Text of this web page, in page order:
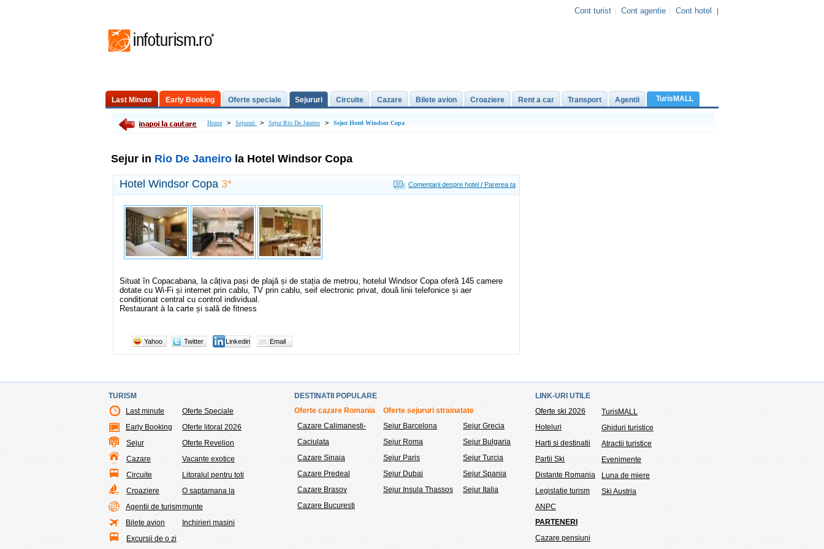
Cont turist Cont agentie Cont hotel
Last Minute Early Booking Oferte speciale Sejururi Circuite Cazare Bilete avion Croaziere Rent a car Transport Agentii TurisMALL
Excursii de o zi Home > Sejururi > Sejur Rio De Janeiro > Sejur Hotel Windsor Copa
Sejur in Rio De Janeiro la Hotel Windsor Copa
Comentarii despre hotel / Parerea ta
Hotel Windsor Copa 3*
Situat în Copacabana, la câțiva pași de plajă și de stația de metrou, hotelul Windsor Copa oferă 145 camere
dotate cu Wi-Fi și internet prin cablu, TV prin cablu, seif electronic privat, două linii telefonice și aer
condiționat central cu control individual.
Restaurant à la carte și sală de fitness
Yahoo Twitter Linkedin Email
TURISM
Last minute
Early Booking
Sejur
Cazare
Circuite
Croaziere
Agentii de turism
Bilete avion
Excursii de o zi
Oferte Speciale
Oferte litoral 2026
Oferte Revelion
Vacante exotice
Litoralul pentru toti
O saptamana la
munte
Inchirieri masini
DESTINATII POPULARE
Oferte cazare Romania
Oferte sejururi strainatate
Cazare Calimanesti-
Caciulata
Cazare Sinaia
Cazare Predeal
Cazare Brasov
Cazare Bucuresti
Sejur Barcelona
Sejur Roma
Sejur Paris
Sejur Dubai
Sejur Insula Thassos
Sejur Grecia
Sejur Bulgaria
Sejur Turcia
Sejur Spania
Sejur Italia
LINK-URI UTILE
Oferte ski 2026
Hoteluri
Harti si destinatii
Partii Ski
Distante Romania
Legislatie turism
ANPC
TurisMALL
Ghiduri turistice
Atractii turistice
Evenimente
Luna de miere
Ski Austria
PARTENERI
Cazare pensiuni